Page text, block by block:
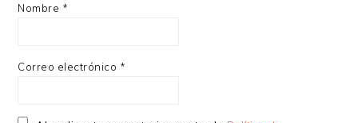
Nombre *
Correo electrónico *